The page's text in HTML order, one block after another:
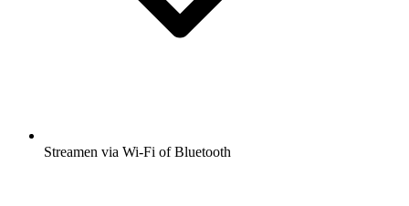
Streamen via Wi-Fi of Bluetooth